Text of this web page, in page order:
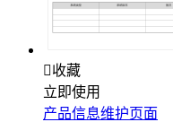
收藏
立即使用
产品信息维护页面